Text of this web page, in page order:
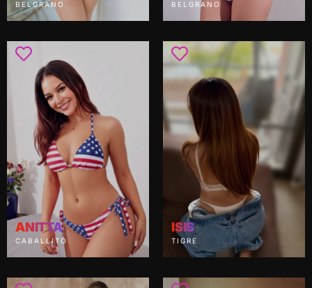
BELGRANO BELGRANO
ANITTA
CABALLITO
ISIS
TIGRE